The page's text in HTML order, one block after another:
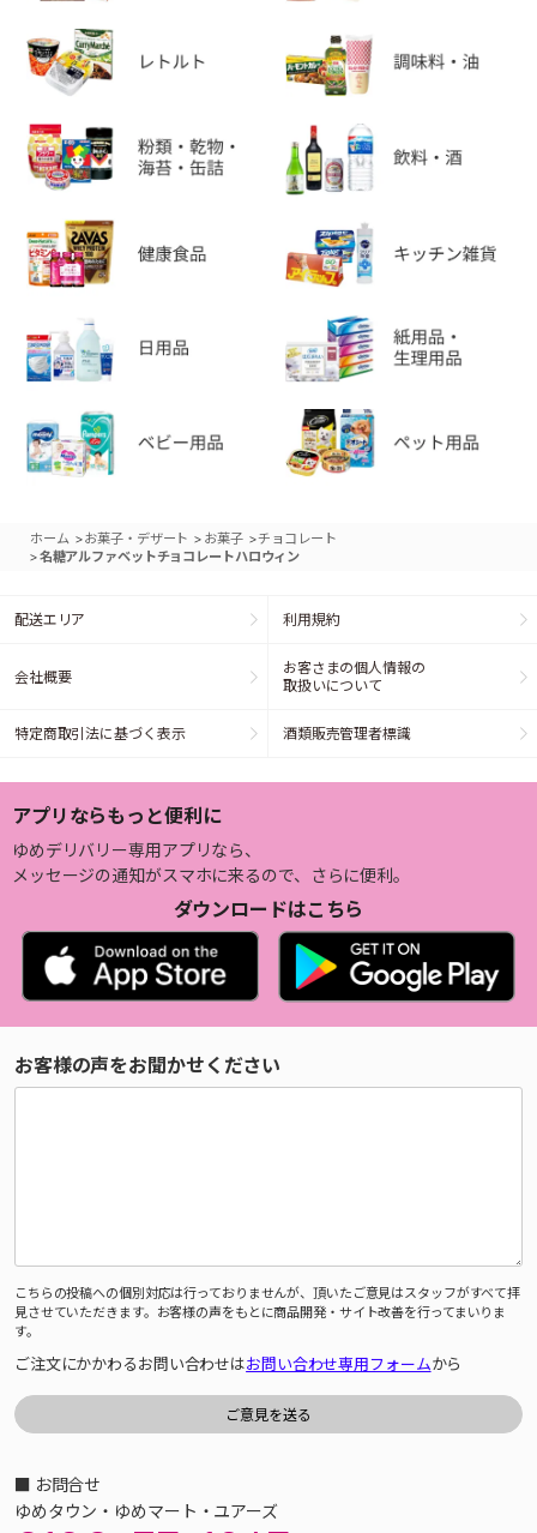
ホーム >お菓子・デザート > お菓子 >チョコレート
>名糖アルファベットチョコレートハロウィン
配送エリア 利用規約
会社概要
お客さまの個人情報の
取扱いについて
特定商取引法に基づく表示 酒類販売管理者標識
アプリならもっと便利に
ゆめデリバリー専用アプリなら、
メッセージの通知がスマホに来るので、さらに便利。
ダウンロードはこちら
お客様の声をお聞かせください
こちらの投稿への個別対応は行っておりませんが、頂いたご意見はスタッフがすべて拝
見させていただきます。お客様の声をもとに商品開発・サイト改善を行ってまいりま
す。
ご注文にかかわるお問い合わせはお問い合わせ専用フォームから
■ お問合せ
ゆめタウン・ゆめマート・ユアーズ